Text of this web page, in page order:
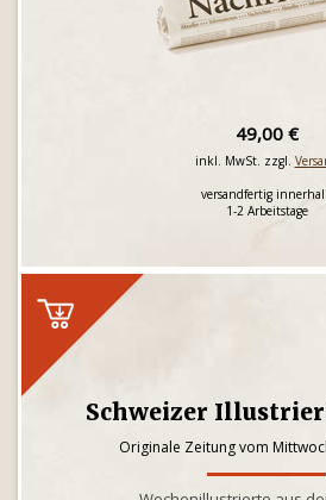
49,00 €
inkl. MwSt. zzgl.
versandfertig
1-2 Arbeitstage
Schweizer
Originale Zeitung vom